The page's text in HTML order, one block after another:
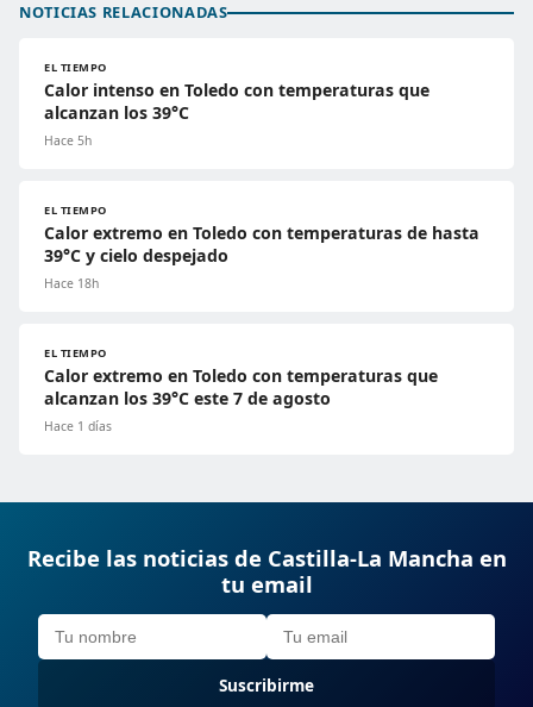
NOTICIAS RELACIONADAS
EL TIEMPO
Calor intenso en Toledo con temperaturas que
alcanzan los 39°C
Hace 5h
EL TIEMPO
Calor extremo en Toledo con temperaturas de hasta
39°C y cielo despejado
Hace 18h
EL TIEMPO
Calor extremo en Toledo con temperaturas que
alcanzan los 39°C este 7 de agosto
Hace 1 días
Recibe las noticias de Castilla-La Mancha en
tu email
Suscribirme